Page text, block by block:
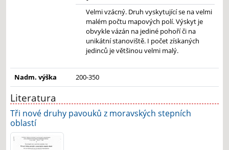
Velmi vzácný. Druh vyskytující se na velmi
malém počtu mapových polí. Výskyt je
obvykle vázán na jediné pohoří či na
unikátní stanoviště. I počet získaných
jedinců je většinou velmi malý.
Nadm. výška 200-350
Literatura
Tři nové druhy pavouků z moravských stepních
oblastí